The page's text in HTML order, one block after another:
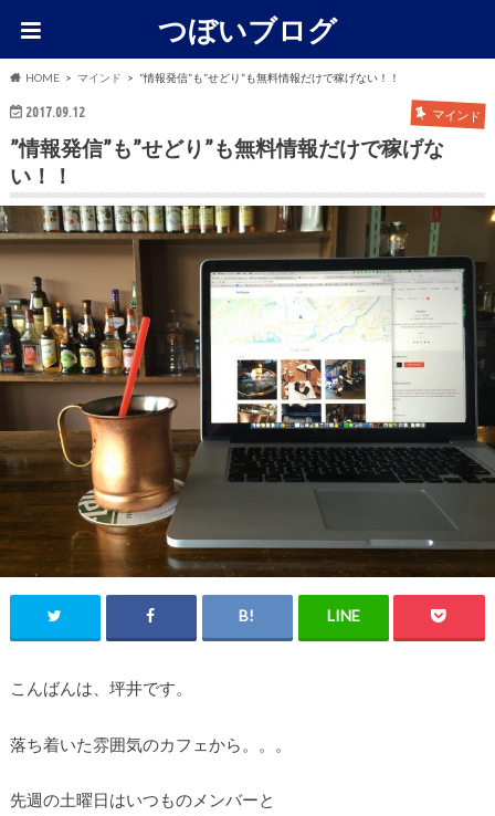
つぼいブログ
HOME マインド ”情報発信”も”せどり”も無料情報だけで稼げない！！
2017.09.12 マインド
”情報発信”も”せどり”も無料情報だけで稼げな
い！！
こんばんは、坪井です。
落ち着いた雰囲気のカフェから。。。
先週の土曜日はいつものメンバーと